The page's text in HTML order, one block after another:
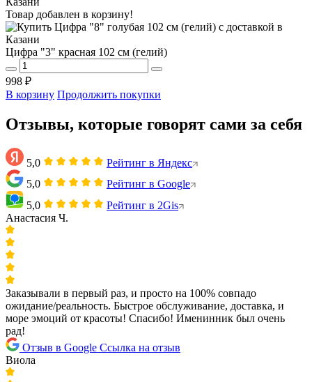
Товар добавлен в корзину!
Цифра "3" красная 102 см (гелий)
998 ₽
В корзину Продолжить покупки
Отзывы, которые говорят сами за себя
5,0
Рейтинг в Яндекс
5,0
Рейтинг в Google
5,0
Рейтинг в 2Gis
Анастасия Ч.
Заказывали в первый раз, и просто на 100% совпадо
ожидание/реальность. Быстрое обслуживание, доставка, и
море эмоций от красоты! Спасибо! Именинник был очень
рад!
Отзыв в Google Ссылка на отзыв
Виола